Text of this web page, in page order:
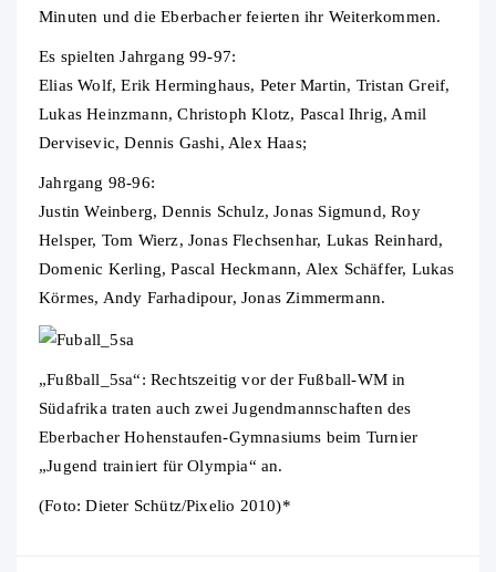
Minuten und die Eberbacher feierten ihr Weiterkommen.
Es spielten Jahrgang 99-97:
Elias Wolf, Erik Herminghaus, Peter Martin, Tristan Greif,
Lukas Heinzmann, Christoph Klotz, Pascal Ihrig, Amil
Dervisevic, Dennis Gashi, Alex Haas;
Jahrgang 98-96:
Justin Weinberg, Dennis Schulz, Jonas Sigmund, Roy
Helsper, Tom Wierz, Jonas Flechsenhar, Lukas Reinhard,
Domenic Kerling, Pascal Heckmann, Alex Schäffer, Lukas
Körmes, Andy Farhadipour, Jonas Zimmermann.
„Fußball_5sa“: Rechtszeitig vor der Fußball-WM in
Südafrika traten auch zwei Jugendmannschaften des
Eberbacher Hohenstaufen-Gymnasiums beim Turnier
„Jugend trainiert für Olympia“ an.
(Foto: Dieter Schütz/Pixelio 2010)*